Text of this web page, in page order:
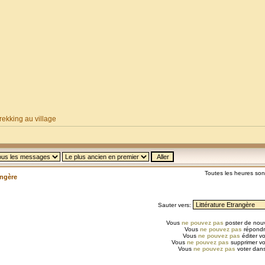
au village
Toutes les heures
Sauter vers:
Vous ne pouvez pas poster de
Vous ne pouvez pas
Vous ne pouvez pas éditer
Vous ne pouvez pas supprimer
Vous ne pouvez pas voter